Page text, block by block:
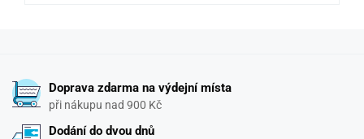
Doprava zdarma na výdejní místa
při nákupu nad 900 Kč
Dodání do dvou dnů